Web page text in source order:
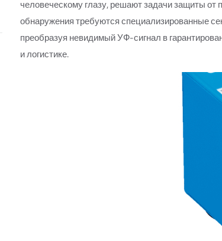
человеческому глазу, решают задачи защиты от
обнаружения требуются специализированные
преобразуя невидимый УФ-сигнал в
и логистике.